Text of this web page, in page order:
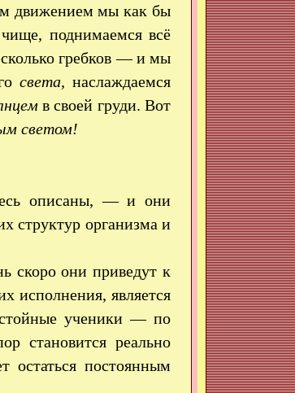
движением мы как бы
чище, поднимаемся всё
гребков — и мы
света, наслаждаемся
в своей груди. Вот
светом!
описаны, — и они
структур организма и
скоро они приведут к
исполнения, является
ученики — по
становится реально
постоянным